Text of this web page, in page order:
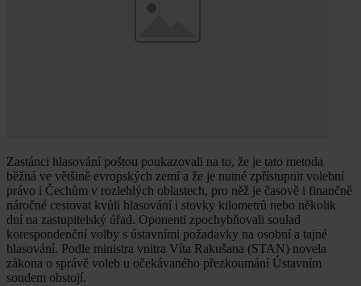
Zastánci hlasování poštou poukazovali na to, že je tato metoda
běžná ve většině evropských zemí a že je nutné zpřístupnit volební
právo i Čechům v rozlehlých oblastech, pro něž je časově i finančně
náročné cestovat kvůli hlasování i stovky kilometrů nebo několik
dní na zastupitelský úřad. Oponenti zpochybňovali soulad
korespondenční volby s ústavními požadavky na osobní a tajné
hlasování. Podle ministra vnitra Víta Rakušana (STAN) novela
zákona o správě voleb u očekávaného přezkoumání Ústavním
soudem obstojí.